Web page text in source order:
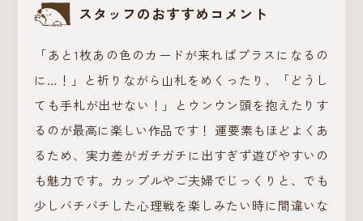
スタッフのおすすめコメント
「あと1枚あの色のカードが来ればプラスになるの
に…！」と祈りながら山札をめくったり、「どうし
ても手札が出せない！」とウンウン頭を抱えたりす
るのが最高に楽しい作品です！ 運要素もほどよくあ
るため、実力差がガチガチに出すぎず遊びやすいの
も魅力です。カップルやご夫婦でじっくりと、でも
少しバチバチした心理戦を楽しみたい時に間違いな